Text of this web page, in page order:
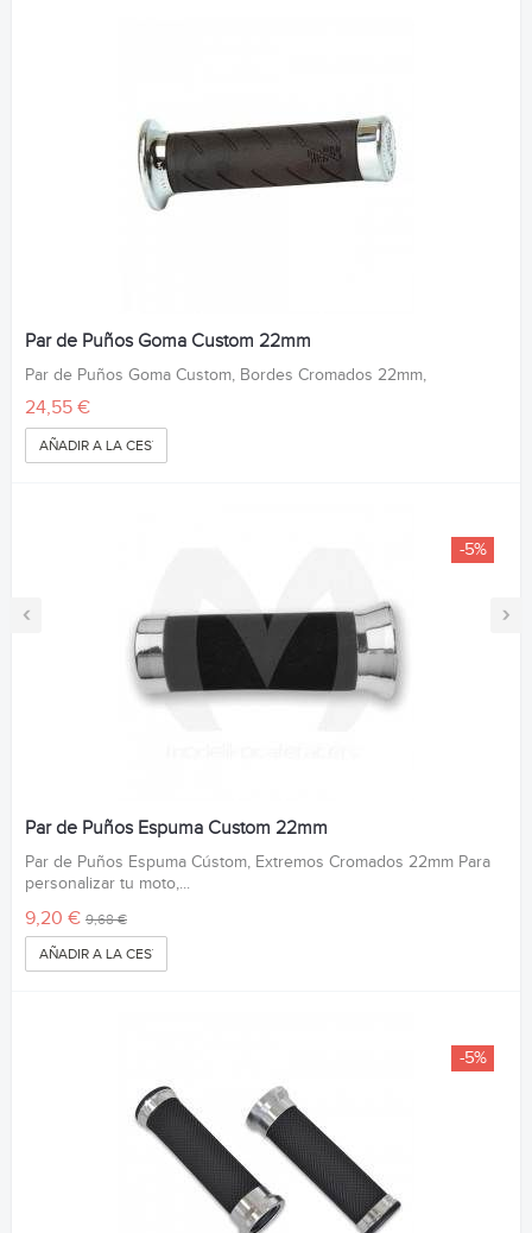
‹ ›
Par de Puños Goma Custom 22mm
Par de Puños Goma Custom, Bordes Cromados 22mm,
24,55 €
AÑADIR A LA CESTA
-5%
Par de Puños Espuma Custom 22mm
Par de Puños Espuma Cústom, Extremos Cromados 22mm Para
personalizar tu moto,...
9,20 € 9,68 €
AÑADIR A LA CESTA
-5%